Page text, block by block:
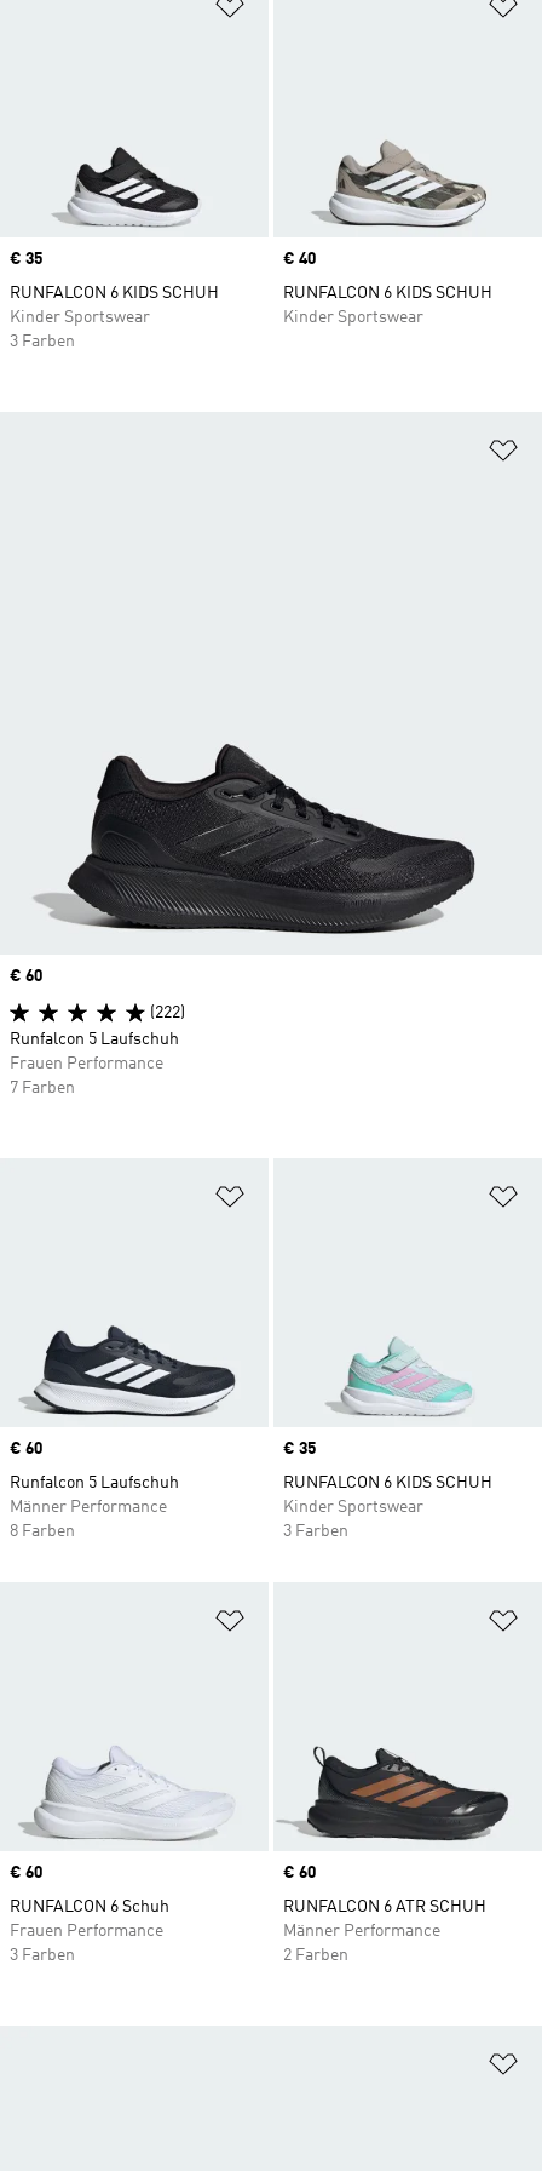
Price
€ 35
RUNFALCON 6 KIDS SCHUH
Kinder Sportswear
3 Farben
Price
€ 40
RUNFALCON 6 KIDS SCHUH
Kinder Sportswear
Price
€ 60
Runfalcon 5 Laufschuh
Männer Performance
8 Farben
Price
€ 35
RUNFALCON 6 KIDS SCHUH
Kinder Sportswear
3 Farben
Price
€ 60
RUNFALCON 6 Schuh
Frauen Performance
3 Farben
Price
€ 60
RUNFALCON 6 ATR SCHUH
Männer Performance
2 Farben
Price
€ 60
(222)
Runfalcon 5 Laufschuh
Frauen Performance
7 Farben